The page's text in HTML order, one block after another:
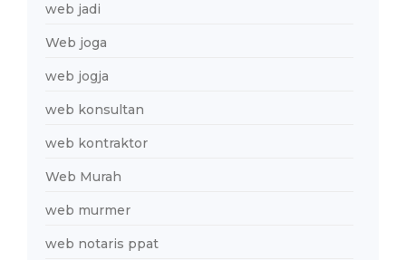
web jadi
Web joga
web jogja
web konsultan
web kontraktor
Web Murah
web murmer
web notaris ppat